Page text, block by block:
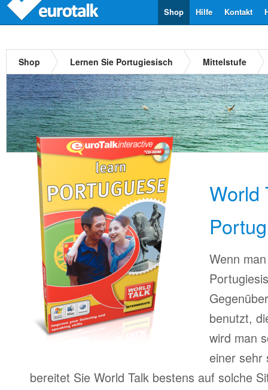
Kontakt
Hilfe
Shop
Shop Lernen Sie Portugiesisch Mittelstufe
World
Wenn
benutzt,
wird man
einer sehr
bereitet Sie World Talk bestens auf solche